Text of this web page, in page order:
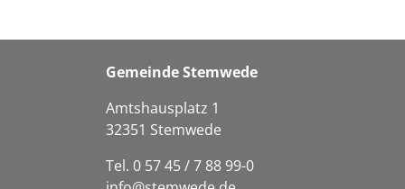
Gemeinde Stemwede
Amtshausplatz 1
32351 Stemwede
Tel. 0 57 45 / 7 88 99-0